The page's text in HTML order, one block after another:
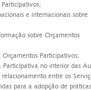
e internacionais sobre
sobre Orçamentos
Orçamentos Participativos;
Participativa no interior das
entre os
para a adopção de